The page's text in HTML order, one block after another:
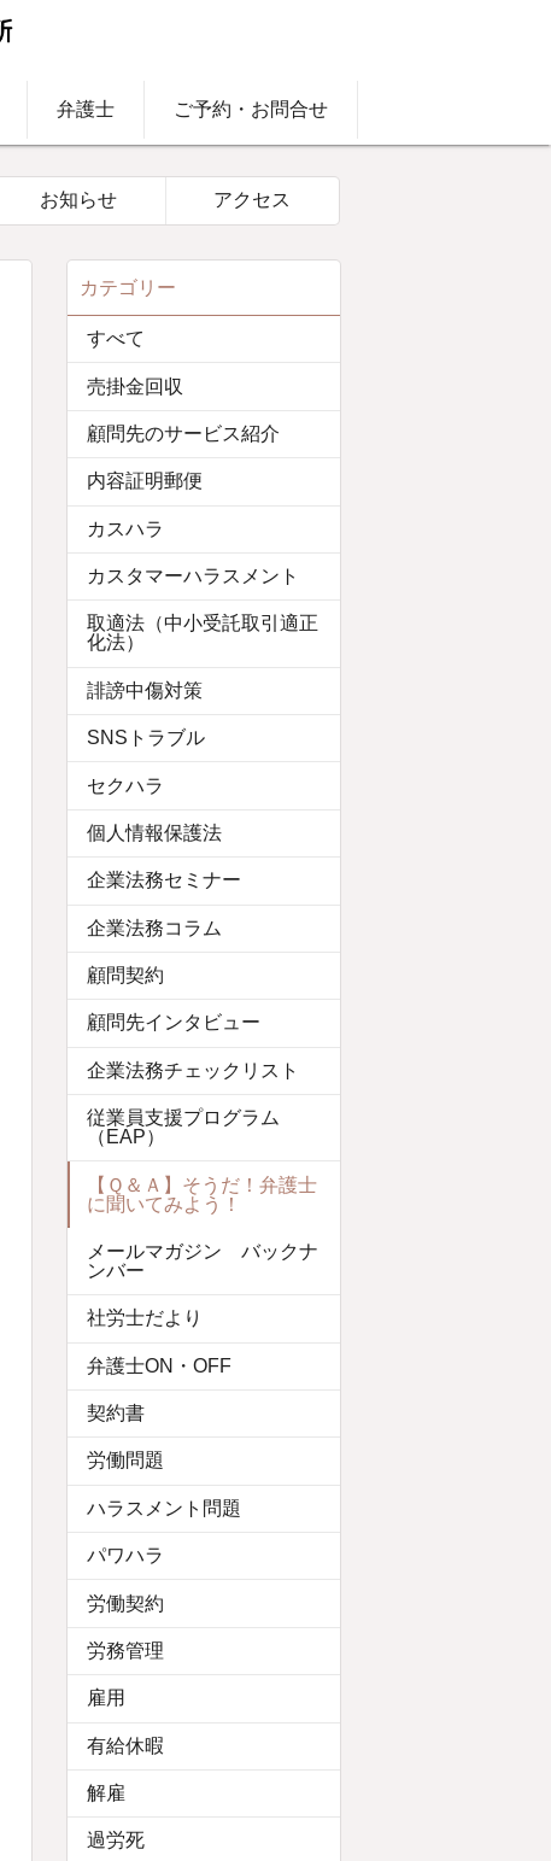
弁護士 ご予約・お問合せ
お知らせ アクセス
カテゴリー
すべて
売掛金回収
顧問先のサービス紹介
内容証明郵便
カスハラ
カスタマーハラスメント
取適法（中小受託取引適正
化法）
誹謗中傷対策
SNSトラブル
セクハラ
個人情報保護法
企業法務セミナー
企業法務コラム
顧問契約
顧問先インタビュー
企業法務チェックリスト
従業員支援プログラム
（EAP）
【Ｑ＆Ａ】そうだ！弁護士
に聞いてみよう！
メールマガジン バックナ
ンバー
社労士だより
弁護士ON・OFF
契約書
労働問題
ハラスメント問題
パワハラ
労働契約
労務管理
雇用
有給休暇
解雇
過労死